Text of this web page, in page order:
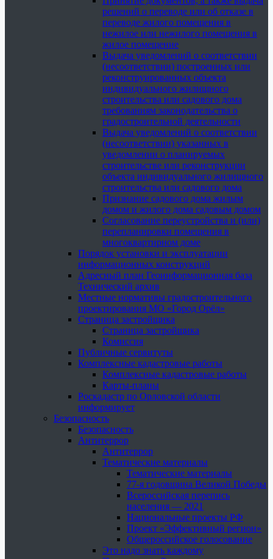
решений о переводе или об отказе в
переводе жилого помещения в
нежилое или нежилого помещения в
жилое помещение
Выдача уведомлений о соответствии
(несоответствии) построенных или
реконструированных объекта
индивидуального жилищного
строительства или садового дома
требованиям законодательства о
градостроительной деятельности
Выдача уведомлений о соответствии
(несоответствии) указанных в
уведомлении о планируемых
строительстве или реконструкции
объекта индивидуального жилищного
строительства или садового дома
Признание садового дома жилым
домом и жилого дома садовым домом
Согласование переустройства и (или)
перепланировки помещения в
многоквартирном доме
Порядок установки и эксплуатации
информационных конструкций
Адресный план Геоинформационная база
Технический архив
Местные нормативы градостроительного
проектирования МО «Город Орёл»
Страница застройщика
Страница застройщика
Комиссия
Публичные сервитуты
Комплексные кадастровые работы
Комплексные кадастровые работы
Карты-планы
Роскадастр по Орловской области
информирует
Безопасность
Безопасность
Антитеррор
Антитеррор
Тематические материалы
Тематические материалы
77-я годовщина Великой Победы
Всероссийская перепись
населения — 2021
Национальные проекты РФ
Проект «Эффективный регион»
Общероссийское голосование
Это надо знать каждому